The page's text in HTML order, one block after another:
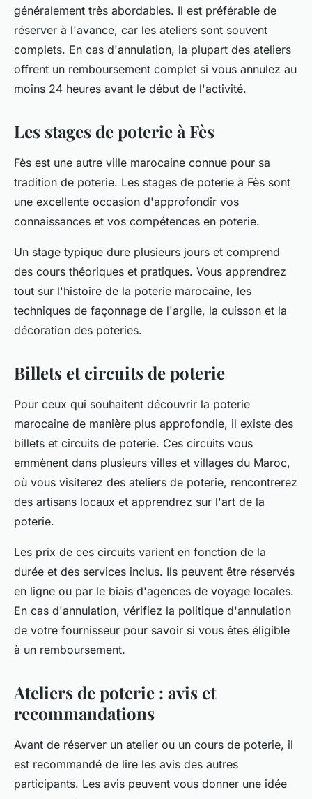
généralement très abordables. Il est préférable de
réserver à l'avance, car les ateliers sont souvent
complets. En cas d'annulation, la plupart des ateliers
offrent un remboursement complet si vous annulez au
moins 24 heures avant le début de l'activité.
Les stages de poterie à Fès
Fès est une autre ville marocaine connue pour sa
tradition de poterie. Les stages de poterie à Fès sont
une excellente occasion d'approfondir vos
connaissances et vos compétences en poterie.
Un stage typique dure plusieurs jours et comprend
des cours théoriques et pratiques. Vous apprendrez
tout sur l'histoire de la poterie marocaine, les
techniques de façonnage de l'argile, la cuisson et la
décoration des poteries.
Billets et circuits de poterie
Pour ceux qui souhaitent découvrir la poterie
marocaine de manière plus approfondie, il existe des
billets et circuits de poterie. Ces circuits vous
emmènent dans plusieurs villes et villages du Maroc,
où vous visiterez des ateliers de poterie, rencontrerez
des artisans locaux et apprendrez sur l'art de la
poterie.
Les prix de ces circuits varient en fonction de la
durée et des services inclus. Ils peuvent être réservés
en ligne ou par le biais d'agences de voyage locales.
En cas d'annulation, vérifiez la politique d'annulation
de votre fournisseur pour savoir si vous êtes éligible
à un remboursement.
Ateliers de poterie : avis et
recommandations
Avant de réserver un atelier ou un cours de poterie, il
est recommandé de lire les avis des autres
participants. Les avis peuvent vous donner une idée